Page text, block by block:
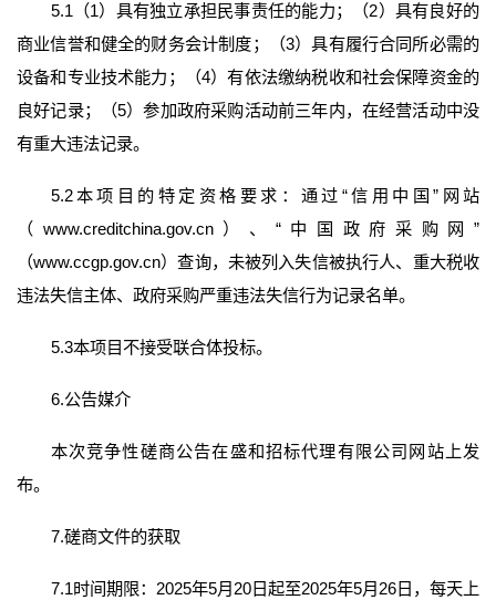
5.1（1）具有独立承担民事责任的能力；（2）具有良好的
商业信誉和健全的财务会计制度；（3）具有履行合同所必需的
设备和专业技术能力；（4）有依法缴纳税收和社会保障资金的
良好记录；（5）参加政府采购活动前三年内，在经营活动中没
有重大违法记录。
5.2本项目的特定资格要求：通过“信用中国”网站
（www.creditchina.gov.cn）、“中国政府采购网”
（www.ccgp.gov.cn）查询，未被列入失信被执行人、重大税收
违法失信主体、政府采购严重违法失信行为记录名单。
5.3本项目不接受联合体投标。
6.公告媒介
本次竞争性磋商公告在盛和招标代理有限公司网站上发
布。
7.磋商文件的获取
7.1时间期限：2025年5月20日起至2025年5月26日，每天上